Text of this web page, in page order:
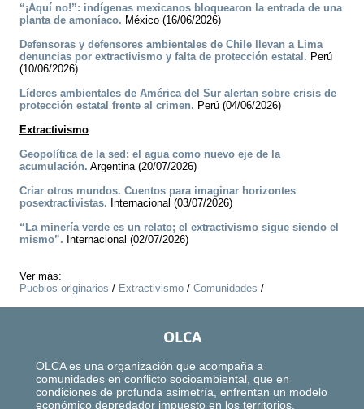
“¡Aquí no!”: indígenas mexicanos bloquearon la entrada de una
planta de amoníaco. México (16/06/2026)
Defensoras y defensores ambientales de Chile llevan a Lima
denuncias por extractivismo y falta de protección estatal. Perú
(10/06/2026)
Líderes ambientales de América del Sur alertan sobre crisis de
protección estatal frente al crimen. Perú (04/06/2026)
Extractivismo
Geopolítica de la sed: el agua como nuevo eje de la
acumulación. Argentina (20/07/2026)
Criar otros mundos. Cuentos para imaginar horizontes
posextractivistas. Internacional (03/07/2026)
“La minería verde es un relato; el extractivismo sigue siendo el
mismo”. Internacional (02/07/2026)
Ver más:
Pueblos originarios / Extractivismo / Comunidades /
OLCA
OLCA es una organización que acompaña a
comunidades en conflicto socioambiental, que en
condiciones de profunda asimetría, enfrentan un modelo
económico depredador impuesto en los territorios.